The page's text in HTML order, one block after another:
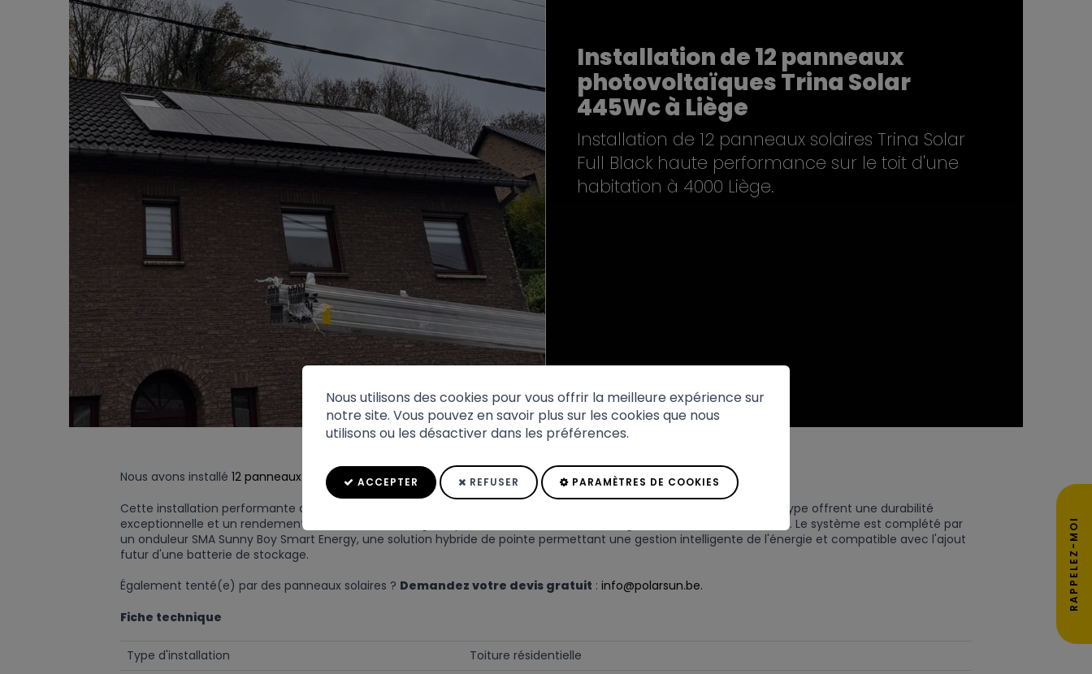
RAPPELEZ-MOI
Installation de 12 panneaux
photovoltaïques Trina Solar
445Wc à Liège
Installation de 12 panneaux solaires Trina Solar
Full Black haute performance sur le toit d'une
habitation à 4000 Liège.
Nous avons installé 12 panneaux solaires Trina Solarainsi qu'unonduleur SMA
à Liège.
Cette installation performante de 5.340 Wc utilise 12 panneaux Trina Solar 445 Full Black Dual Glass. Ces modules N-Type offrent une durabilité
exceptionnelle et un rendement élevé, tout en s'intégrant parfaitement à l'architecture grâce à leur finition Full Black. Le système est complété par
un onduleur SMA Sunny Boy Smart Energy, une solution hybride de pointe permettant une gestion intelligente de l'énergie et compatible avec l'ajout
futur d'une batterie de stockage.
Également tenté(e) par des panneaux solaires ? Demandez votre devis gratuit : info@polarsun.be.
Fiche technique
Type d'installation
Toiture résidentielle
Nous utilisons des cookies pour vous offrir la meilleure expérience sur
notre site. Vous pouvez en savoir plus sur les cookies que nous
utilisons ou les désactiver dans les préférences.
ACCEPTER REFUSER PARAMÈTRES DE COOKIES